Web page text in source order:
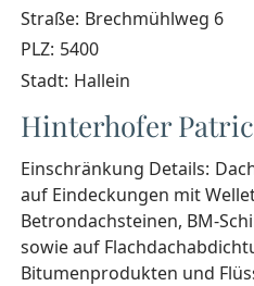
Straße: Brechmühlweg 6
PLZ: 5400
Stadt: Hallein
Hinterhofer
Einschränkung Details:
auf Eindeckungen mit
Betrondachsteinen, BM-
sowie auf
Bitumenprodukten und